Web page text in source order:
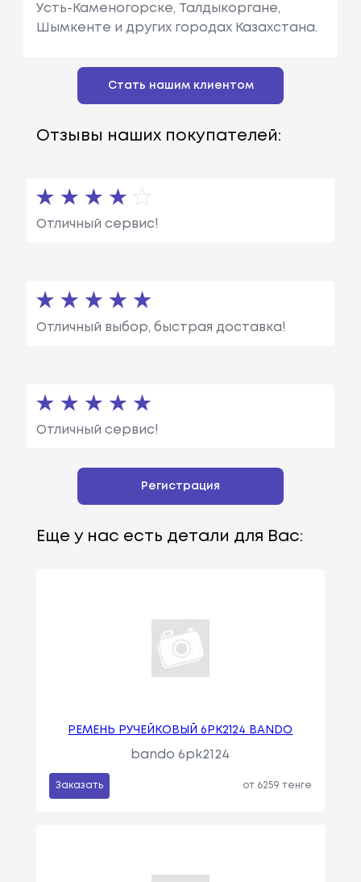
Усть-Каменогорске, Талдыкоргане,
Шымкенте и других городах Казахстана.
Стать нашим клиентом
Отзывы наших покупателей:
Отличный сервис!
Отличный выбор, быстрая доставка!
Отличный сервис!
Регистрация
Еще у нас есть детали для Вас:
РЕМЕНЬ РУЧЕЙКОВЫЙ 6PK2124 BANDO
bando 6pk2124
Заказать от 6259 тенге